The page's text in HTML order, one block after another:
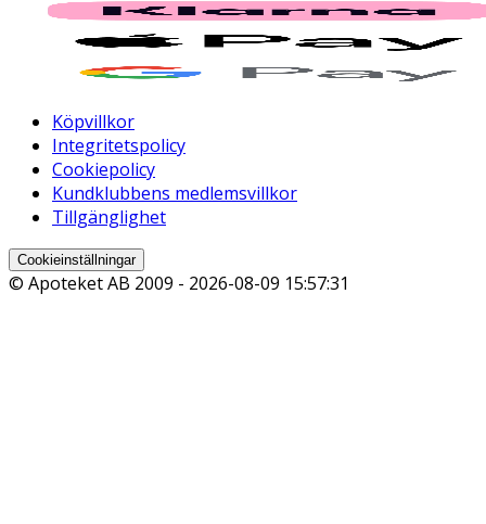
Köpvillkor
Integritetspolicy
Cookiepolicy
Kundklubbens medlemsvillkor
Tillgänglighet
Cookieinställningar
© Apoteket AB 2009 - 2026-08-09 15:57:31